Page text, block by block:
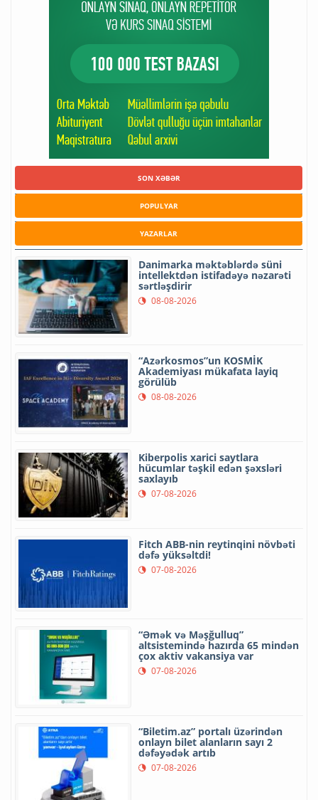
SON XƏBƏR
POPULYAR
YAZARLAR
Danimarka məktəblərdə süni
intellektdən istifadəyə nəzarəti
sərtləşdirir
08-08-2026
“Azərkosmos”un KOSMİK
Akademiyası mükafata layiq
görülüb
08-08-2026
Kiberpolis xarici saytlara
hücumlar təşkil edən şəxsləri
saxlayıb
07-08-2026
Fitch ABB-nin reytinqini növbəti
dəfə yüksəltdi!
07-08-2026
“Əmək və Məşğulluq”
altsistemində hazırda 65 mindən
çox aktiv vakansiya var
07-08-2026
“Biletim.az” portalı üzərindən
onlayn bilet alanların sayı 2
dəfəyədək artıb
07-08-2026